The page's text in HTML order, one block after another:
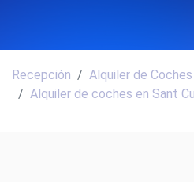
Recepción
Alquiler de
Alquiler de coches en Sant